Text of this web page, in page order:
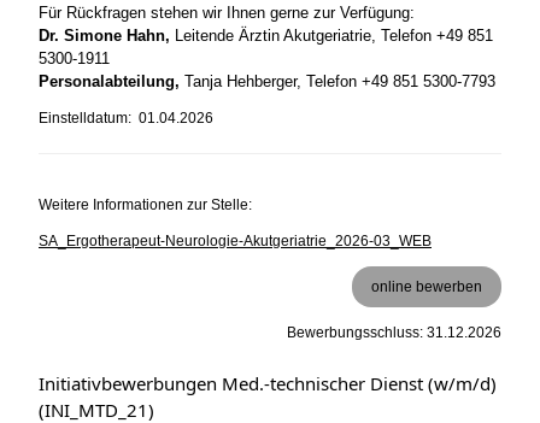
Für Rückfragen stehen wir Ihnen gerne zur Verfügung:
Dr. Simone Hahn, Leitende Ärztin Akutgeriatrie, Telefon +49 851
5300-1911
Personalabteilung, Tanja Hehberger, Telefon +49 851 5300-7793
Einstelldatum: 01.04.2026
Weitere Informationen zur Stelle:
SA_Ergotherapeut-Neurologie-Akutgeriatrie_2026-03_WEB
online bewerben
Bewerbungsschluss: 31.12.2026
Initiativbewerbungen Med.-technischer Dienst (w/m/d)
(INI_MTD_21)